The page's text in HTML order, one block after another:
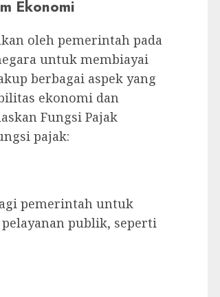
Ekonomi
oleh pemerintah pada
untuk membiayai
berbagai aspek yang
ekonomi dan
Fungsi Pajak
pajak:
pemerintah untuk
publik, seperti